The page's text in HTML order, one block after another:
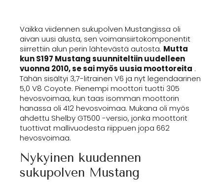
Vaikka viidennen sukupolven Mustangissa oli
aivan uusi alusta, sen voimansiirtokomponentit
siirrettiin alun perin lähtevästä autosta. Mutta
kun S197 Mustang suunniteltiin uudelleen
vuonna 2010, se sai myös uusia moottoreita .
Tähän sisältyi 3,7-litrainen V6 ja nyt legendaarinen
5,0 V8 Coyote. Pienempi moottori tuotti 305
hevosvoimaa, kun taas isomman moottorin
hanassa oli 412 hevosvoimaa. Mukana oli myös
ahdettu Shelby GT500 -versio, jonka moottorit
tuottivat mallivuodesta riippuen jopa 662
hevosvoimaa.
Nykyinen kuudennen
sukupolven Mustang